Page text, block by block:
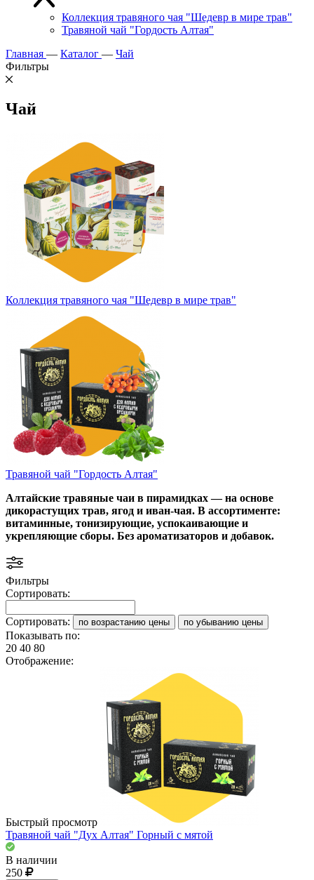
Коллекция травяного чая "Шедевр в мире трав"
Травяной чай "Гордость Алтая"
Главная — Каталог — Чай
Фильтры
Чай
Коллекция травяного чая "Шедевр в мире трав"
Травяной чай "Гордость Алтая"
Алтайские травяные чаи в пирамидках — на основе
дикорастущих трав, ягод и иван-чая. В ассортименте:
витаминные, тонизирующие, успокаивающие и
укрепляющие сборы. Без ароматизаторов и добавок.
Фильтры
Сортировать:
Сортировать: по возрастанию цены по убыванию цены
Показывать по:
20 40 80
Отображение:
Быстрый просмотр
Травяной чай "Дух Алтая" Горный с мятой
В наличии
250